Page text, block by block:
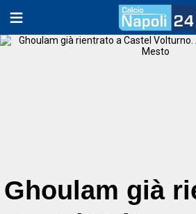
Ghoulam già